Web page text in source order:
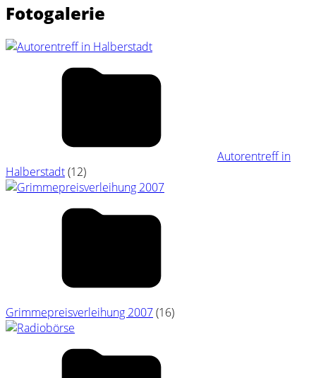
Fotogalerie
Autorentreff in
Halberstadt(12)
Grimmepreisverleihung 2007(16)